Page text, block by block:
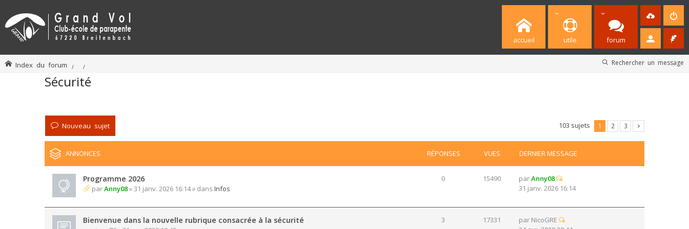
accueil utile forum
Rechercher un message
Index du forum
Sécurité
Nouveau sujet 103 sujets 1 2 3
ANNONCES RÉPONSES VUES DERNIER MESSAGE
Programme 2026
parAnny08» 31 janv. 2026 16:14 » dans Infos
0 15490 parAnny08
31 janv. 2026 16:14
Bienvenue dans la nouvelle rubrique consacrée à la sécurité 3 17331 par NicoGRE